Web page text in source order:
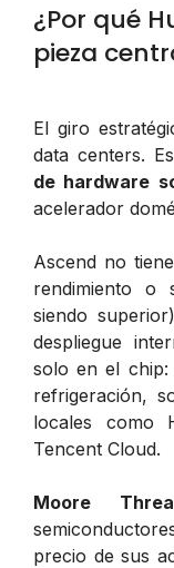
¿Por qué
pieza
El giro
data centers.
de hardware
acelerador
Ascend no
rendimiento o
siendo
despliegue
solo en el chip:
refrigeración,
locales como
Tencent Cloud.
Moore
precio de sus